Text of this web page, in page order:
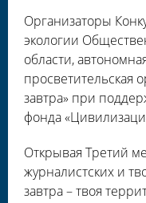
Организаторы
экологии
области,
просветительская
завтра» при
фонда
Открывая Третий
журналистских и
завтра – твоя